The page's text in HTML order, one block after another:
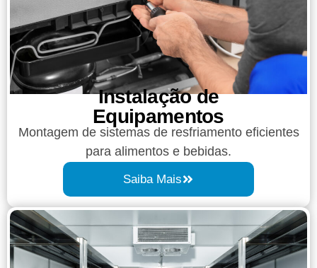
Instalação de
Equipamentos
Montagem de sistemas de resfriamento eficientes
para alimentos e bebidas.
Saiba Mais